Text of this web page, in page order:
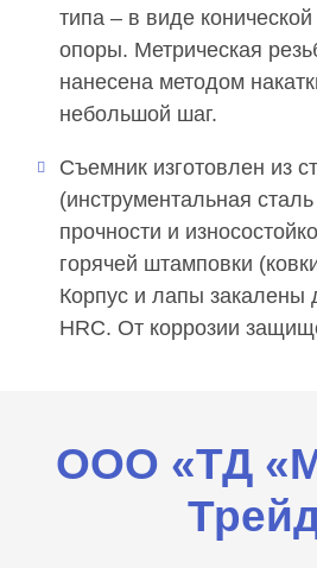
типа – в виде
опоры. Метрическая
нанесена методом
небольшой шаг.
Съемник изготовлен из
(инструментальная
прочности и
горячей штамповки
Корпус и лапы закалены
HRC. От коррозии
ООО «ТД